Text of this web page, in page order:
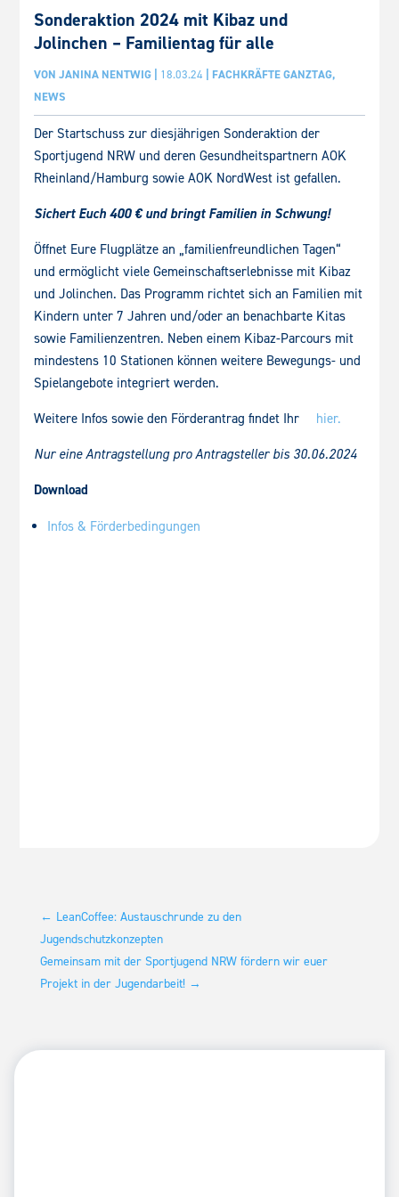
Sonderaktion 2024 mit Kibaz und
Jolinchen – Familientag für alle
VONJANINA NENTWIG 18.03.24 FACHKRÄFTE GANZTAG,
NEWS
Der Startschuss zur diesjährigen Sonderaktion der
Sportjugend NRW und deren Gesundheitspartnern AOK
Rheinland/Hamburg sowie AOK NordWest ist gefallen.
Sichert Euch 400 € und bringt Familien in Schwung!
Öffnet Eure Flugplätze an „familienfreundlichen Tagen“
und ermöglicht viele Gemeinschaftserlebnisse mit Kibaz
und Jolinchen. Das Programm richtet sich an Familien mit
Kindern unter 7 Jahren und/oder an benachbarte Kitas
sowie Familienzentren. Neben einem Kibaz-Parcours mit
mindestens 10 Stationen können weitere Bewegungs- und
Spielangebote integriert werden.
Weitere Infos sowie den Förderantrag findet Ihr
hier.
Nur eine Antragstellung pro Antragsteller bis 30.06.2024
Download
Infos & Förderbedingungen
← LeanCoffee: Austauschrunde zu den
Jugendschutzkonzepten
Gemeinsam mit der Sportjugend NRW fördern wir euer
Projekt in der Jugendarbeit!→